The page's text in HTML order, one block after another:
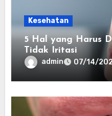
Kesehatan
5 Hal yang Harus
Tidak Iritasi
admin 07/14/